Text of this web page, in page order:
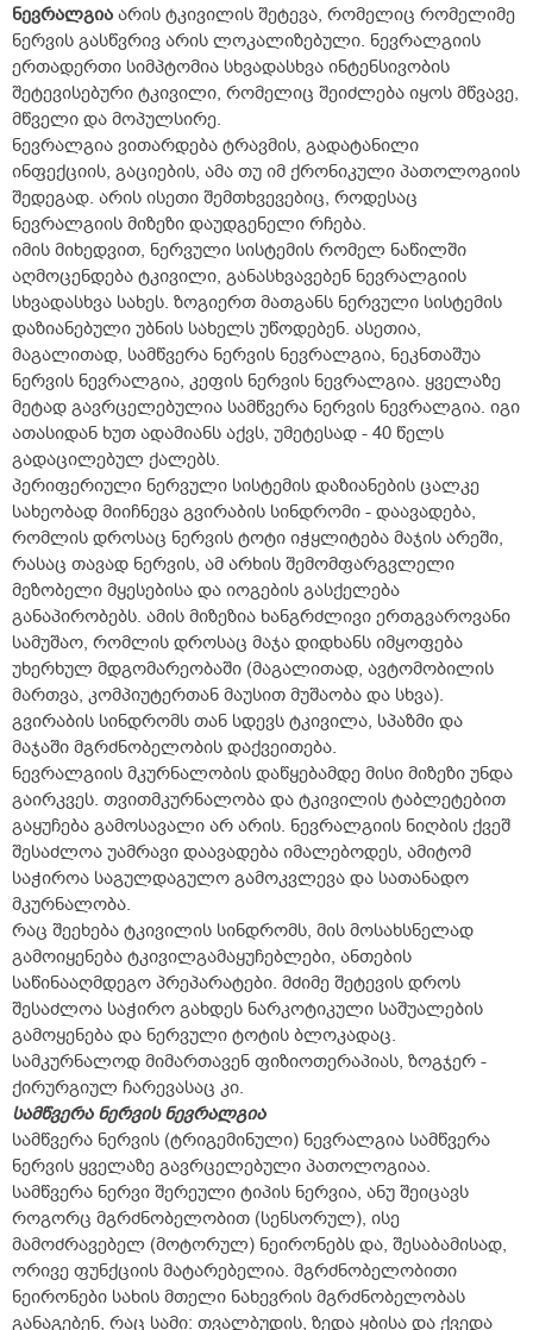
ნევრალგია არის ტკივილის შეტევა, რომელიც რომელიმე
ნერვის გასწვრივ არის ლოკალიზებული. ნევრალგიის
ერთადერთი სიმპტომია სხვადასხვა ინტენსივობის
შეტევისებური ტკივილი, რომელიც შეიძლება იყოს მწვავე,
მწველი და მოპულსირე.
ნევრალგია ვითარდება ტრავმის, გადატანილი
ინფექციის, გაციების, ამა თუ იმ ქრონიკული პათოლოგიის
შედეგად. არის ისეთი შემთხვევებიც, როდესაც
ნევრალგიის მიზეზი დაუდგენელი რჩება.
იმის მიხედვით, ნერვული სისტემის რომელ ნაწილში
აღმოცენდება ტკივილი, განასხვავებენ ნევრალგიის
სხვადასხვა სახეს. ზოგიერთ მათგანს ნერვული სისტემის
დაზიანებული უბნის სახელს უწოდებენ. ასეთია,
მაგალითად, სამწვერა ნერვის ნევრალგია, ნეკნთაშუა
ნერვის ნევრალგია, კეფის ნერვის ნევრალგია. ყველაზე
მეტად გავრცელებულია სამწვერა ნერვის ნევრალგია. იგი
ათასიდან ხუთ ადამიანს აქვს, უმეტესად - 40 წელს
გადაცილებულ ქალებს.
პერიფერიული ნერვული სისტემის დაზიანების ცალკე
სახეობად მიიჩნევა გვირაბის სინდრომი - დაავადება,
რომლის დროსაც ნერვის ტოტი იჭყლიტება მაჯის არეში,
რასაც თავად ნერვის, ამ არხის შემომფარგვლელი
მეზობელი მყესებისა და იოგების გასქელება
განაპირობებს. ამის მიზეზია ხანგრძლივი ერთგვაროვანი
სამუშაო, რომლის დროსაც მაჯა დიდხანს იმყოფება
უხერხულ მდგომარეობაში (მაგალითად, ავტომობილის
მართვა, კომპიუტერთან მაუსით მუშაობა და სხვა).
გვირაბის სინდრომს თან სდევს ტკივილა, სპაზმი და
მაჯაში მგრძნობელობის დაქვეითება.
ნევრალგიის მკურნალობის დაწყებამდე მისი მიზეზი უნდა
გაირკვეს. თვითმკურნალობა და ტკივილის ტაბლეტებით
გაყუჩება გამოსავალი არ არის. ნევრალგიის ნიღბის ქვეშ
შესაძლოა უამრავი დაავადება იმალებოდეს, ამიტომ
საჭიროა საგულდაგულო გამოკვლევა და სათანადო
მკურნალობა.
რაც შეეხება ტკივილის სინდრომს, მის მოსახსნელად
გამოიყენება ტკივილგამაყუჩებლები, ანთების
საწინააღმდეგო პრეპარატები. მძიმე შეტევის დროს
შესაძლოა საჭირო გახდეს ნარკოტიკული საშუალების
გამოყენება და ნერვული ტოტის ბლოკადაც.
სამკურნალოდ მიმართავენ ფიზიოთერაპიას, ზოგჯერ -
ქირურგიულ ჩარევასაც კი.
სამწვერა ნერვის ნევრალგია
სამწვერა ნერვის (ტრიგემინული) ნევრალგია სამწვერა
ნერვის ყველაზე გავრცელებული პათოლოგიაა.
სამწვერა ნერვი შერეული ტიპის ნერვია, ანუ შეიცავს
როგორც მგრძნობელობით (სენსორულ), ისე
მამოძრავებელ (მოტორულ) ნეირონებს და, შესაბამისად,
ორივე ფუნქციის მატარებელია. მგრძნობელობითი
ნეირონები სახის მთელი ნახევრის მგრძნობელობას
განაგებენ, რაც სამი: თვალბუდის, ზედა ყბისა და ქვედა